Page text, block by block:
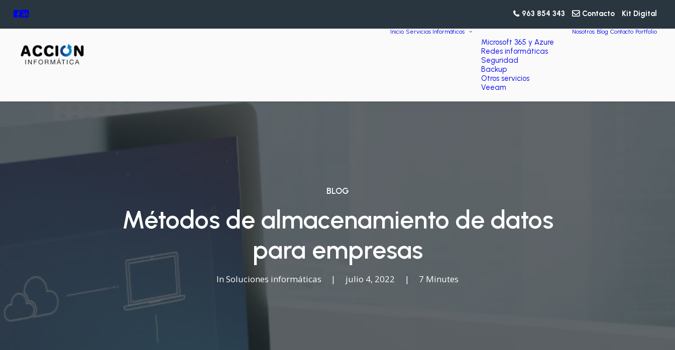
963 854 343 Contacto Kit Digital
Inicio Servicios Informáticos
Microsoft 365 y Azure
Redes informáticas
Seguridad
Backup
Otros servicios
Veeam
Nosotros Blog Contacto Portfolio
BLOG
Métodos de almacenamiento de datos
para empresas
In Soluciones informáticas | julio 4, 2022 | 7 Minutes